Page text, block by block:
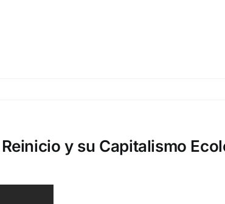
y su Capitalismo